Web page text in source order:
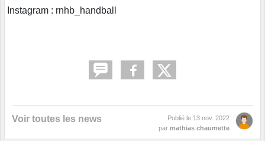
Instagram : rnhb_handball
Voir toutes les news Publié le 13 nov. 2022
par mathias chaumette